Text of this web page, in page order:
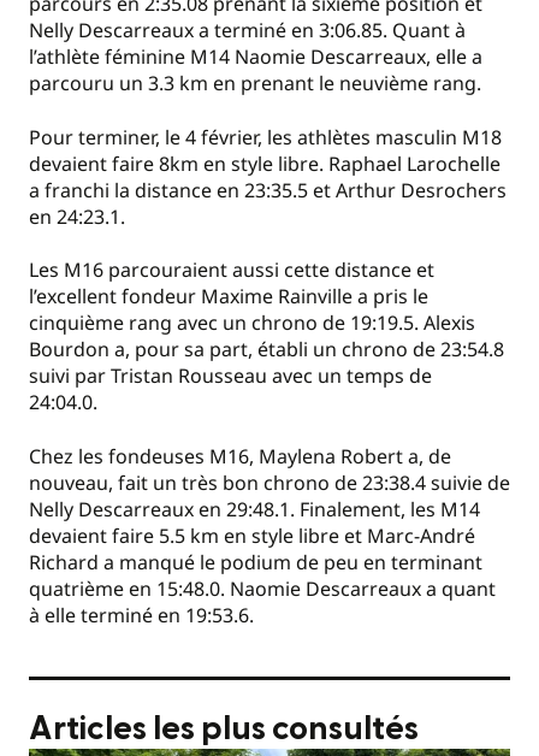
Nelly Descarreaux a terminé en 3:06.85. Quant à
l’athlète féminine M14 Naomie Descarreaux, elle a
parcouru un 3.3 km en prenant le neuvième rang.
Pour terminer, le 4 février, les athlètes masculin M18
devaient faire 8km en style libre. Raphael Larochelle
a franchi la distance en 23:35.5 et Arthur Desrochers
en 24:23.1.
Les M16 parcouraient aussi cette distance et
l’excellent fondeur Maxime Rainville a pris le
cinquième rang avec un chrono de 19:19.5. Alexis
Bourdon a, pour sa part, établi un chrono de 23:54.8
suivi par Tristan Rousseau avec un temps de
24:04.0.
Chez les fondeuses M16, Maylena Robert a, de
nouveau, fait un très bon chrono de 23:38.4 suivie de
Nelly Descarreaux en 29:48.1. Finalement, les M14
devaient faire 5.5 km en style libre et Marc-André
Richard a manqué le podium de peu en terminant
quatrième en 15:48.0. Naomie Descarreaux a quant
à elle terminé en 19:53.6.
Articles les plus consultés